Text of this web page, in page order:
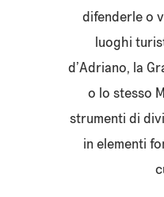
difenderle o
luoghi
d’Adriano, la
o lo stesso
strumenti di
in elementi